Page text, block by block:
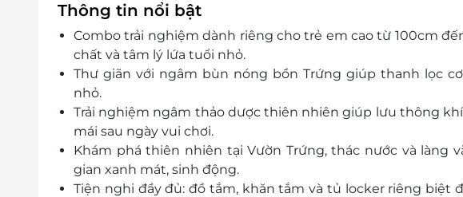
Thông tin nổi bật
Combo trải nghiệm dành riêng cho trẻ em cao từ 100cm
chất và tâm lý lứa tuổi nhỏ.
Thư giãn với ngâm bùn nóng bồn Trứng giúp thanh lọc
nhỏ.
Trải nghiệm ngâm thảo dược thiên nhiên giúp lưu thông
mái sau ngày vui chơi.
Khám phá thiên nhiên tại Vườn Trứng, thác nước và làng
gian xanh mát, sinh động.
Tiện nghi đầy đủ: đồ tắm, khăn tắm và tủ locker riêng biệt